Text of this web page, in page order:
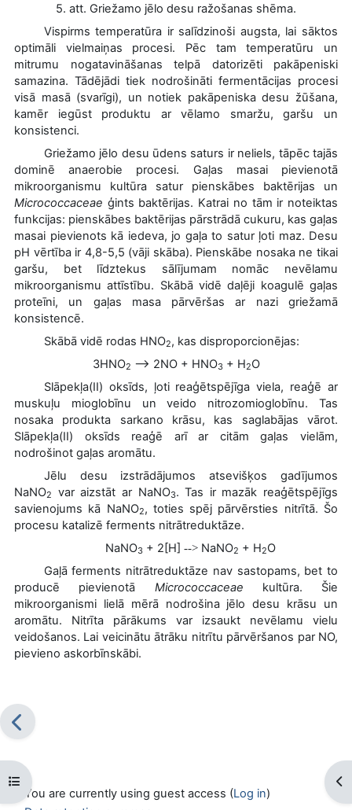
Open course index
5. att. Griežamo jēlo desu ražošanas shēma.
Vispirms temperatūra ir salīdzinoši augsta, lai sāktos
optimāli vielmaiņas procesi. Pēc tam temperatūru un
mitrumu nogatavināšanas telpā datorizēti pakāpeniski
samazina. Tādējādi tiek nodrošināti fermentācijas procesi
visā masā (svarīgi), un notiek pakāpeniska desu žūšana,
kamēr iegūst produktu ar vēlamo smaržu, garšu un
konsistenci.
Griežamo jēlo desu ūdens saturs ir neliels, tāpēc tajās
dominē anaerobie procesi. Gaļas masai pievienotā
mikroorganismu kultūra satur pienskābes baktērijas un
Micrococcaceae ģints baktērijas. Katrai no tām ir noteiktas
funkcijas: pienskābes baktērijas pārstrādā cukuru, kas gaļas
masai pievienots kā iedeva, jo gaļa to satur ļoti maz. Desu
pH vērtība ir 4,8-5,5 (vāji skāba). Pienskābe nosaka ne tikai
garšu, bet līdztekus sālījumam nomāc nevēlamu
mikroorganismu attīstību. Skābā vidē daļēji koagulē gaļas
proteīni, un gaļas masa pārvēršas ar nazi griežamā
konsistencē.
Skābā vidē rodas HNO2, kas disproporcionējas:
3HNO2 --> 2NO + HNO3+ H2O
Slāpekļa(II) oksīds, ļoti reaģētspējīga viela, reaģē ar
muskuļu mioglobīnu un veido nitrozomioglobīnu. Tas
nosaka produkta sarkano krāsu, kas saglabājas vārot.
Slāpekļa(II) oksīds reaģē arī ar citām gaļas vielām,
nodrošinot gaļas aromātu.
Jēlu desu izstrādājumos atsevišķos gadījumos
NaNO2 var aizstāt ar NaNO3. Tas ir mazāk reaģētspējīgs
savienojums kā NaNO2, toties spēj pārvērsties nitrītā. Šo
procesu katalizē ferments nitrātreduktāze.
NaNO3 + 2[H]--> NaNO2 + H2O
Gaļā ferments nitrātreduktāze nav sastopams, bet to
producē pievienotā Micrococcaceae kultūra. Šie
mikroorganismi lielā mērā nodrošina jēlo desu krāsu un
aromātu. Nitrīta pārākums var izsaukt nevēlamu vielu
veidošanos. Lai veicinātu ātrāku nitrītu pārvēršanos par NO,
pievieno askorbīnskābi.
You are currently using guest access (Log in)